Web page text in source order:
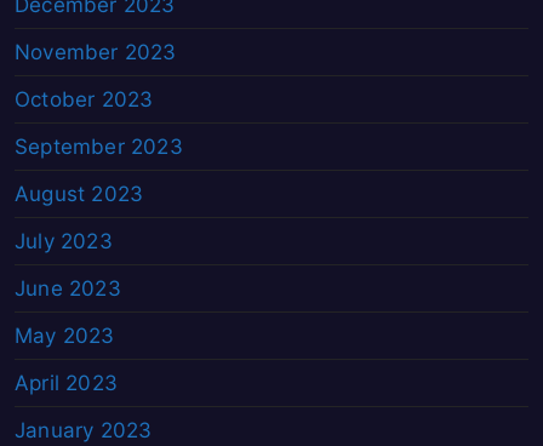
December 2023
November 2023
October 2023
September 2023
August 2023
July 2023
June 2023
May 2023
April 2023
January 2023